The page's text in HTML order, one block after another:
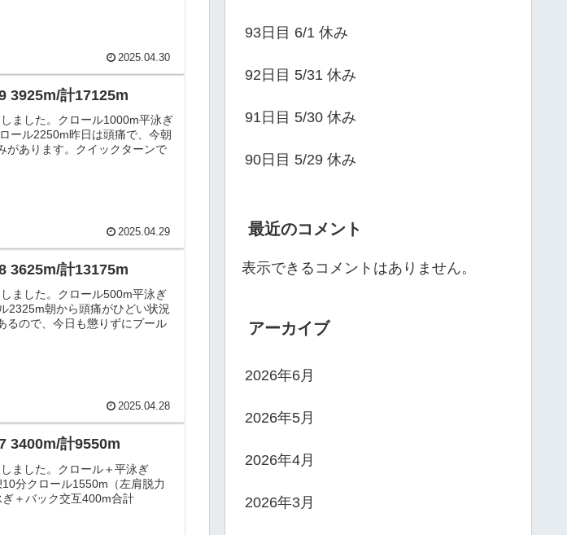
2025.04.30
3925m/計17125m
ました。クロール1000m平泳ぎ
ール2250m昨日は頭痛で、今朝
があります。クイックターンで
2025.04.29
3625m/計13175m
ました。クロール500m平泳ぎ
2325m朝から頭痛がひどい状況
るので、今日も懲りずにプール
2025.04.28
3400m/計9550m
ました。クロール＋平泳ぎ
分クロール1550m（左肩脱力
＋バック交互400m合計
93日目 6/1 休み
92日目 5/31 休み
91日目 5/30 休み
90日目 5/29 休み
最近のコメント
表示できるコメントはありません。
アーカイブ
2026年6月
2026年5月
2026年4月
2026年3月